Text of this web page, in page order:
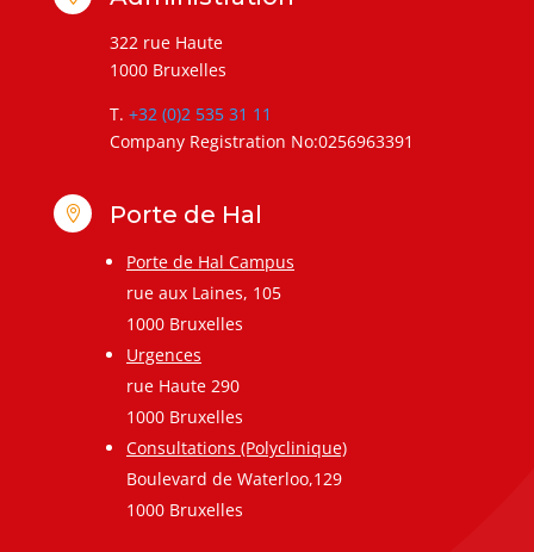
322 rue Haute
1000 Bruxelles
T. +32 (0)2 535 31 11
Company Registration No:0256963391
 Porte de Hal
Porte de Hal Campus
rue aux Laines, 105
1000 Bruxelles
Urgences
rue Haute 290
1000 Bruxelles
Consultations (Polyclinique)
Boulevard de Waterloo,129
1000 Bruxelles